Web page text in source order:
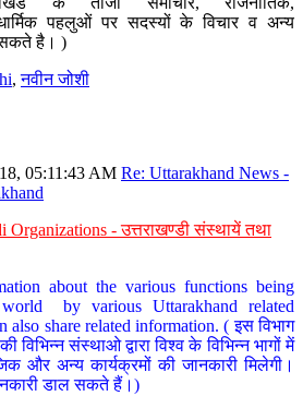
पहलुओं पर सदस्यों के विचार व अन्य
सकते है। )
,नवीन जोशी
05:11:43 AM Re: Uttarakhand News -
Organizations - उत्तराखण्डी संस्थायें तथा
about the various functions being
by various Uttarakhand related
also share related information. ( इस विभाग
संस्थाओ द्वारा विश्व के विभिन्न भागों में
और अन्य कार्यक्रमों की जानकारी मिलेगी।
डाल सकते हैं।)